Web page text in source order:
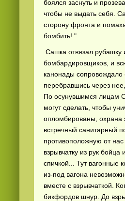
боялся заснуть и
чтобы не выдать себя.
сторону фронта и
бомбить! "
Сашка отвязал
бомбардировщиков, и
канонады
перебравшись через
По осунувшимся лицам
могут сделать, чтобы
опломбированы, охрана
встречный санитарный
противоположную от
взрывчатку из рук
спичкой... Тут вагонные
из-под вагона
вместе с взрывчаткой.
бикфордов шнур. До